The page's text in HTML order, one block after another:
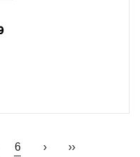
6 › ››